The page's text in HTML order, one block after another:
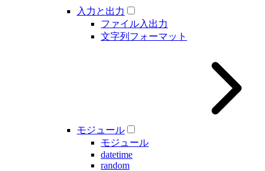
入力と出力
ファイル入出力
文字列フォーマット
モジュール
モジュール
datetime
random